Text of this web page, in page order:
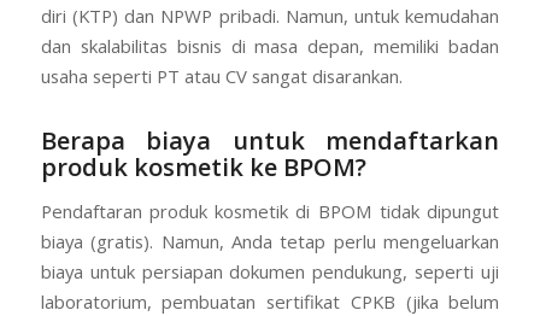
diri (KTP) dan NPWP pribadi. Namun, untuk kemudahan
dan skalabilitas bisnis di masa depan, memiliki badan
usaha seperti PT atau CV sangat disarankan.
Berapa biaya untuk mendaftarkan
produk kosmetik ke BPOM?
Pendaftaran produk kosmetik di BPOM tidak dipungut
biaya (gratis). Namun, Anda tetap perlu mengeluarkan
biaya untuk persiapan dokumen pendukung, seperti uji
laboratorium, pembuatan sertifikat CPKB (jika belum